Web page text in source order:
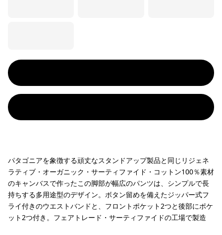
パタゴニアを象徴する頑丈なスタンドアップ製品と同じリジェネ
ラティブ・オーガニック・サーティファイド・コットン100％素材
のキャンバスで作ったこの脚部が幅広のパンツは、シンプルで長
持ちする多用途型のデザイン。ボタン留めを備えたジッパー式フ
ライ付きのウエストバンドと、フロントポケット2つと後部にポケ
ット2つ付き。フェアトレード・サーティファイドの工場で製造